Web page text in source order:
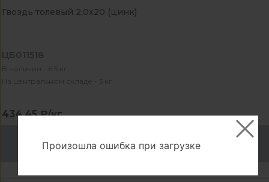
Гвоздь толевый 2,0х20 (цинк)
ЦБ011518
В наличии - 6.5 кг
На центральном складе - 5 кг
434.45 ₽/кг
В корзину
Произошла ошибка при загрузке